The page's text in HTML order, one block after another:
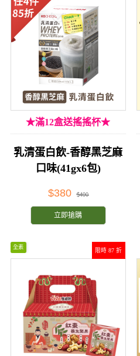
★滿12盒送搖搖杯★
乳清蛋白飲-香醇黑芝麻
口味(41gx6包)
$380 $400
立即搶購
限時 87 折
全素